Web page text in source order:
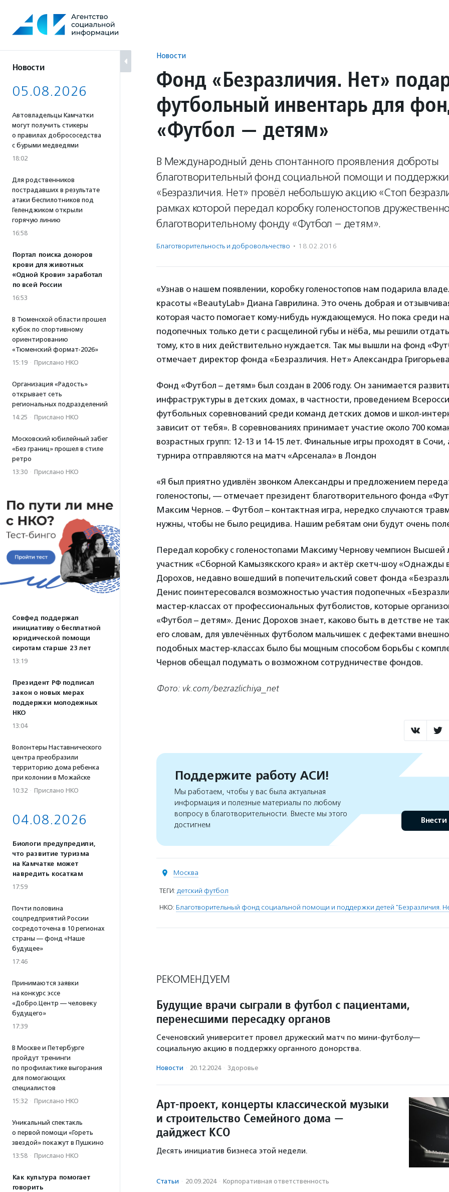
содержанию
Новости
05.08.2026
Автовладельцы Камчатки
могут получить стикеры
о правилах добрососедства
с бурыми медведями
18:02
Для родственников
пострадавших в результате
атаки беспилотников под
Геленджиком открыли
горячую линию
16:58
Портал поиска доноров
крови для животных
«Одной Крови» заработал
по всей России
16:53
В Тюменской области прошел
кубок по спортивному
ориентированию
«Тюменский формат-2026»
15:19 · Прислано НКО
Организация «Радость»
открывает сеть
региональных подразделений
14:25 · Прислано НКО
Московский юбилейный забег
«Без границ» прошел в стиле
ретро
13:30 · Прислано НКО
Совфед поддержал
инициативу о бесплатной
юридической помощи
сиротам старше 23 лет
13:19
Президент РФ подписал
закон о новых мерах
поддержки молодежных
НКО
13:04
Волонтеры Наставнического
центра преобразили
территорию дома ребенка
при колонии в Можайске
10:32 · Прислано НКО
04.08.2026
Биологи предупредили,
что развитие туризма
на Камчатке может
навредить косаткам
17:59
Почти половина
соцпредприятий России
сосредоточена в 10 регионах
страны — фонд «Наше
будущее»
17:46
Принимаются заявки
на конкурс эссе
«Добро.Центр — человеку
будущего»
17:39
В Москве и Петербурге
пройдут тренинги
по профилактике выгорания
для помогающих
специалистов
15:32 · Прислано НКО
Уникальный спектакль
о первой помощи «Гореть
звездой» покажут в Пушкино
13:58 · Прислано НКО
Как культура помогает
говорить
Новости
Фонд «Безразличия. Нет»
футбольный инвентарь для
«Футбол — детям»
В Международный день спонтанного проявления доброты
благотворительный фонд социальной помощи и
«Безразличия. Нет» провёл небольшую акцию «Стоп
рамках которой передал коробку голеностопов
благотворительному фонду «Футбол – детям».
Благотвори­тель­ность и доброволь­чест­во · 18.02.2016
«Узнав о нашем появлении, коробку голеностопов нам подарила
красоты «BeautyLab» Диана Гаврилина. Это очень добрая и
которая часто помогает кому-нибудь нуждающемуся. Но пока среди
подопечных только дети с расщелиной губы и нёба, мы решили
тому, кто в них действительно нуждается. Так мы вышли на фонд
отмечает директор фонда «Безразличия. Нет» Александра
Фонд «Футбол – детям» был создан в 2006 году. Он занимается
инфраструктуры в детских домах, в частности, проведением
футбольных соревнований среди команд детских домов и школ-
зависит от тебя». В соревнованиях принимает участие около 700
возрастных групп: 12-13 и 14-15 лет. Финальные игры проходят в
турнира отправляются на матч «Арсенала» в Лондон
«Я был приятно удивлён звонком Александры и предложением
голеностопы, — отмечает президент благотворительного фонда
Максим Чернов. – Футбол – контактная игра, нередко случаются
нужны, чтобы не было рецидива. Нашим ребятам они будут очень
Передал коробку с голеностопами Максиму Чернову чемпион Высшей
участник «Сборной Камызякского края» и актёр скетч-шоу «Однажды
Дорохов, недавно вошедший в попечительский совет фонда
Денис поинтересовался возможностью участия подопечных
мастер-классах от профессиональных футболистов, которые
«Футбол – детям». Денис Дорохов знает, каково быть в детстве не
его словам, для увлечённых футболом мальчишек с дефектами
подобных мастер-классах было бы мощным способом борьбы с
Чернов обещал подумать о возможном сотрудничестве фондов.
Фото: vk.com/bezrazlichiya_net
Поддержите работу АСИ!
Мы работаем, чтобы у вас была актуальная
информация и полезные материалы по любому
вопросу в благотворительности. Вместе мы этого
достигнем
Внести
Москва
ТЕГИ: детский футбол
НКО: Благотворительный фонд социальной помощи и поддержки детей "Безразличия.
РЕКОМЕНДУЕМ
Будущие врачи сыграли в футбол с пациентами,
перенесшими пересадку органов
Сеченовский университет провел дружеский матч по мини-футболу—
социальную акцию в поддержку органного донорства.
Новости · 20.12.2024 · Здоровье
Арт-проект, концерты классической музыки
и строительство Семейного дома —
дайджест КСО
Десять инициатив бизнеса этой недели.
Статьи · 20.09.2024 · Корпоративная ответственность